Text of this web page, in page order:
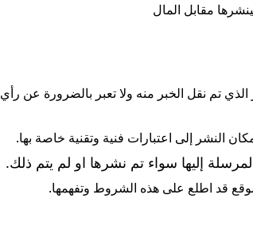
مقابل المال
تم نقل الخبر منه ولا تعبر بالضرورة عن رأي
النشر إلى اعتبارات فنية وتقنية خاصة بها.
إليها سواء تم نشرها او لم يتم ذلك.
قد اطلع على هذه الشروط وتفهمها.